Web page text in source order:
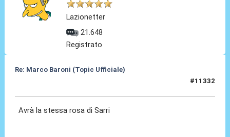
Lazionetter
21.648
Registrato
Re: Marco Baroni (Topic Ufficiale)
#11332
Avrà la stessa rosa di Sarri